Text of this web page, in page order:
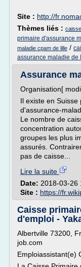
Site : http://
Thèmes liés :
primaire d'assurance
maladie cpam de lille /
assurance maladie de
Assurance
Organisation[
Il existe en
d'assurance-
Le nombre de
concentration
groupes les plus
assurés.
pas de caisse...
Lire la suite
Date: 2018-03-26
Site : https://
Caisse
d'emploi -
Albertville 73200,
job.com
Emploiassistant(e)